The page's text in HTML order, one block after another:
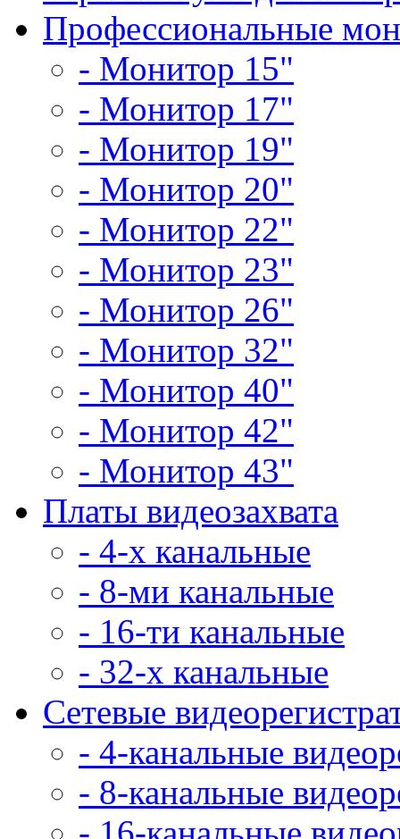
Профессиональные
- Монитор 15"
- Монитор 17"
- Монитор 19"
- Монитор 20"
- Монитор 22"
- Монитор 23"
- Монитор 26"
- Монитор 32"
- Монитор 40"
- Монитор 42"
- Монитор 43"
Платы видеозахвата
- 4-х канальные
- 8-ми канальные
- 16-ти канальные
- 32-х канальные
Сетевые
- 4-канальные
- 8-канальные